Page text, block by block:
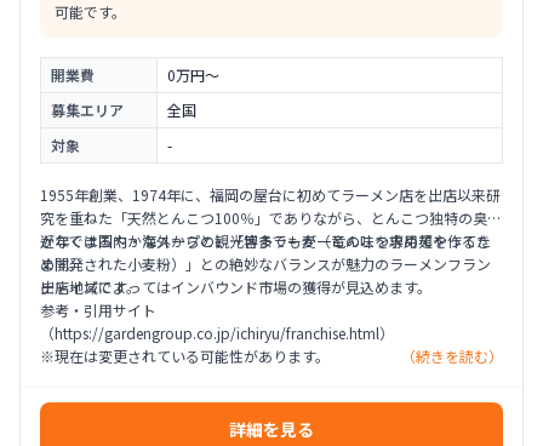
可能です。
開業費
0万円〜
募集エリア
全国
対象
-
1955年創業、1974年に、福岡の屋台に初めてラーメン店を出店以来研
究を重ねた「天然とんこつ100％」でありながら、とんこつ独特の臭み
がなくまろやかなスープと、「博多ラー麦（とんこつ専用麺を作るた
め開発された小麦粉）」との絶妙なバランスが魅力のラーメンフラン
チャイズです。
近年では国内・海外からの観光客までもが一竜の味を求めてやってき
ます。
出店地域によってはインバウンド市場の獲得が見込めます。
参考・引用サイト
（https://gardengroup.co.jp/ichiryu/franchise.html）
※現在は変更されている可能性があります。
（続きを読む）
詳細を見る